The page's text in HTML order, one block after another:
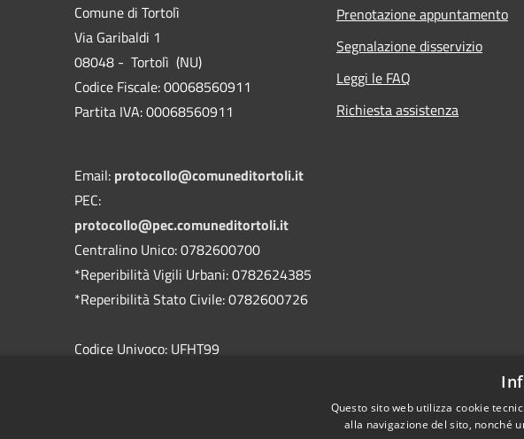
Comune di Tortolì
Via Garibaldi 1
08048 - Tortolì (NU)
Codice Fiscale: 00068560911
Partita IVA: 00068560911
Email: protocollo@comuneditortoli.it
PEC:
protocollo@pec.comuneditortoli.it
Centralino Unico: 0782600700
*Reperibilità Vigili Urbani: 0782624385
*Reperibilità Stato Civile: 0782600726
Codice Univoco: UFHT99
Prenotazione appuntamento
Segnalazione disservizio
Leggi le FAQ
Richiesta assistenza
Questo sito web utilizza cookie
alla navigazione del sito, nonché